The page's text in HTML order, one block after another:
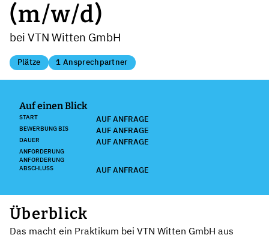
(m/w/d)
bei VTN Witten GmbH
Plätze 1 Ansprechpartner
Auf einen Blick
START AUF ANFRAGE
BEWERBUNG BIS AUF ANFRAGE
DAUER AUF ANFRAGE
ANFORDERUNG
ANFORDERUNG
ABSCHLUSS
AUF ANFRAGE
Überblick
Das macht ein Praktikum bei VTN Witten GmbH aus